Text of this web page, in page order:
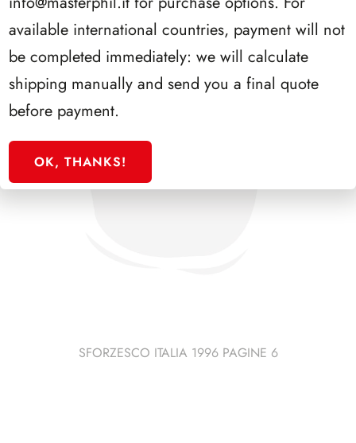
SFORZESCO ITALIA 1996 PAGINE 6
available international countries, payment will not
be completed immediately: we will calculate
shipping manually and send you a final quote
before payment.
OK, THANKS!